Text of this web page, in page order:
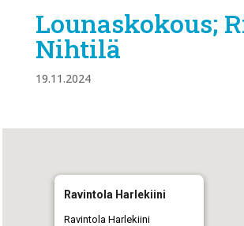
Lounaskokous;
Nihtilä
19.11.2024
Ravintola Harlekiini
Ravintola Harlekiini